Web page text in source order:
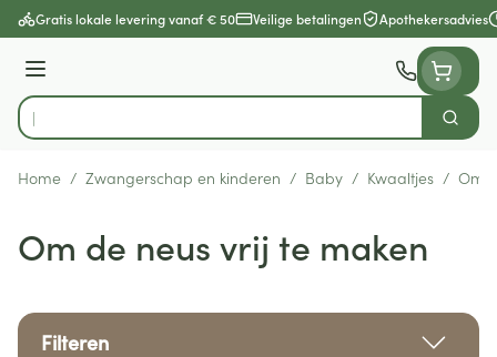
Ga naar de inhoud
Gratis lokale levering vanaf € 50 Veilige betalingen Apothekersadvies
Menu
Product, merk, categorie...
Zoek
Home / Zwangerschap en kinderen / Baby / Kwaaltjes / Om
Om de neus vrij te maken
Filteren